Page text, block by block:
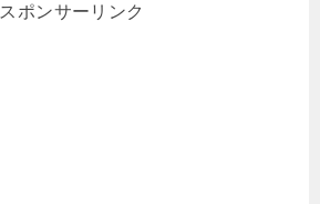
スポンサーリンク